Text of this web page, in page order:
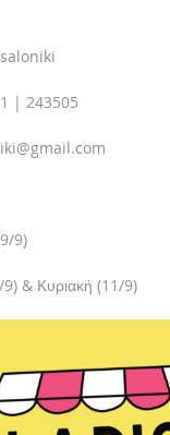
| 243505
9)
& Κυριακή (11/9)